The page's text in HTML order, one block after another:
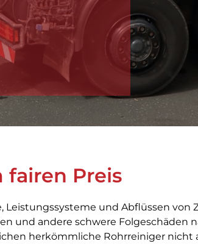
fairen Preis
und Abflüssen von
und andere schwere Folgeschäden
herkömmliche Rohrreiniger nicht